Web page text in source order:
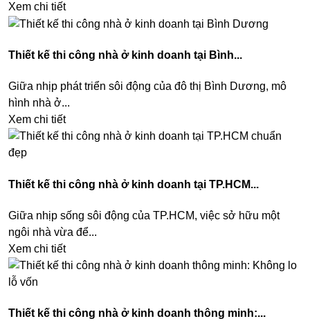
Xem chi tiết
Thiết kế thi công nhà ở kinh doanh tại Bình...
Giữa nhịp phát triển sôi động của đô thị Bình Dương, mô
hình nhà ở...
Xem chi tiết
Thiết kế thi công nhà ở kinh doanh tại TP.HCM...
Giữa nhịp sống sôi động của TP.HCM, việc sở hữu một
ngôi nhà vừa để...
Xem chi tiết
Thiết kế thi công nhà ở kinh doanh thông minh:...